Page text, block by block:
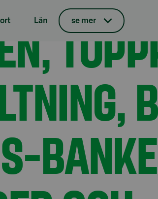
Lån se mer
blir ansvarig för S-Bankens Private